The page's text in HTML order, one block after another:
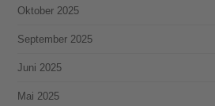
Oktober 2025
September 2025
Juni 2025
Mai 2025